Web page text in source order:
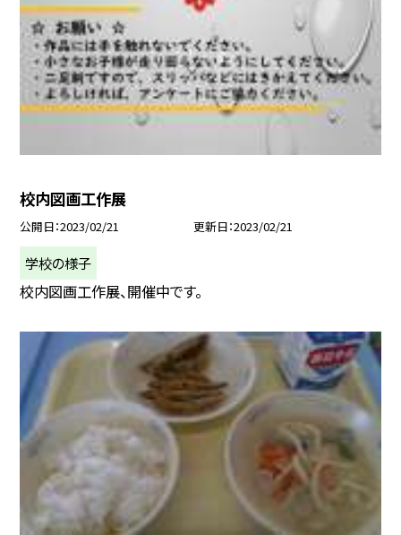
校内図画工作展
公開日 2023/02/21 更新日 2023/02/21
学校の様子
校内図画工作展、開催中です。